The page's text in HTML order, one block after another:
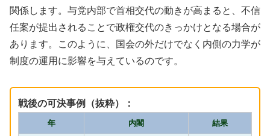
関係します。与党内部で首相交代の動きが高まると、不信
任案が提出されることで政権交代のきっかけとなる場合が
あります。このように、国会の外だけでなく内側の力学が
制度の運用に影響を与えているのです。
戦後の可決事例（抜粋）：
年 内閣 結果